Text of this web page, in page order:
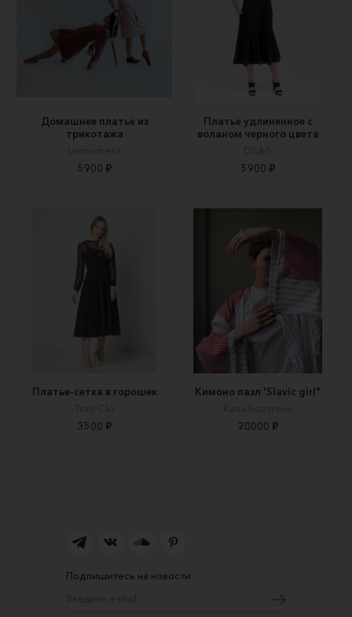
Домашнее платье из
трикотажа
Lemodress
5900 ₽
Платье удлиненное с
воланом черного цвета
DS&S
5900 ₽
Платье-сетка в горошек
Tory Clo
3500 ₽
Кимоно пазл 'Slavic girl"
Katia Kozyreva
20000 ₽
Подпишитесь на новости